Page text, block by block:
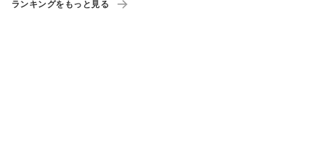
ランキングをもっと見る